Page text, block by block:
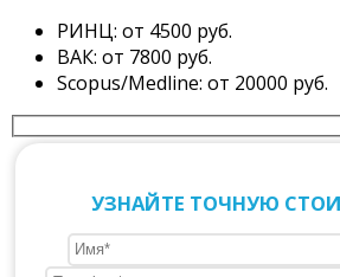
РИНЦ: от 4500 руб.
ВАК: от 7800 руб.
Scopus/Medline: от 20000 руб.
УЗНАЙТЕ ТОЧНУЮ